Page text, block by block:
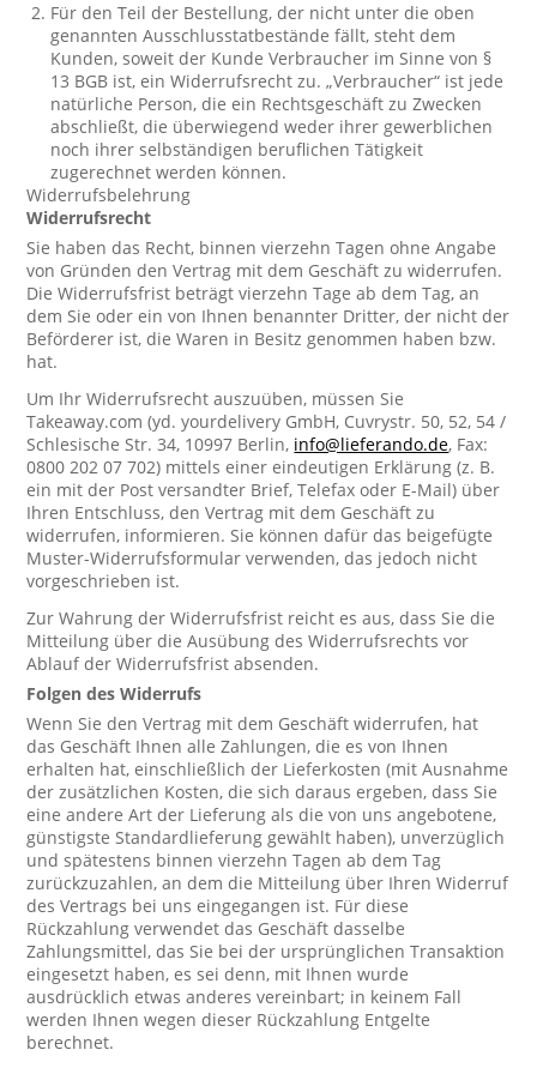
Für den Teil der Bestellung, der nicht unter die oben
genannten Ausschlusstatbestände fällt, steht dem
Kunden, soweit der Kunde Verbraucher im Sinne von §
13 BGB ist, ein Widerrufsrecht zu. „Verbraucher“ ist jede
natürliche Person, die ein Rechtsgeschäft zu Zwecken
abschließt, die überwiegend weder ihrer gewerblichen
noch ihrer selbständigen beruflichen Tätigkeit
zugerechnet werden können.
Widerrufsbelehrung
Widerrufsrecht
Sie haben das Recht, binnen vierzehn Tagen ohne Angabe
von Gründen den Vertrag mit dem Geschäft zu widerrufen.
Die Widerrufsfrist beträgt vierzehn Tage ab dem Tag, an
dem Sie oder ein von Ihnen benannter Dritter, der nicht der
Beförderer ist, die Waren in Besitz genommen haben bzw.
hat.
Um Ihr Widerrufsrecht auszuüben, müssen Sie
Takeaway.com (yd. yourdelivery GmbH, Cuvrystr. 50, 52, 54 /
Schlesische Str. 34, 10997 Berlin, info@lieferando.de, Fax:
0800 202 07 702) mittels einer eindeutigen Erklärung (z. B.
ein mit der Post versandter Brief, Telefax oder E-Mail) über
Ihren Entschluss, den Vertrag mit dem Geschäft zu
widerrufen, informieren. Sie können dafür das beigefügte
Muster-Widerrufsformular verwenden, das jedoch nicht
vorgeschrieben ist.
Zur Wahrung der Widerrufsfrist reicht es aus, dass Sie die
Mitteilung über die Ausübung des Widerrufsrechts vor
Ablauf der Widerrufsfrist absenden.
Folgen des Widerrufs
Wenn Sie den Vertrag mit dem Geschäft widerrufen, hat
das Geschäft Ihnen alle Zahlungen, die es von Ihnen
erhalten hat, einschließlich der Lieferkosten (mit Ausnahme
der zusätzlichen Kosten, die sich daraus ergeben, dass Sie
eine andere Art der Lieferung als die von uns angebotene,
günstigste Standardlieferung gewählt haben), unverzüglich
und spätestens binnen vierzehn Tagen ab dem Tag
zurückzuzahlen, an dem die Mitteilung über Ihren Widerruf
des Vertrags bei uns eingegangen ist. Für diese
Rückzahlung verwendet das Geschäft dasselbe
Zahlungsmittel, das Sie bei der ursprünglichen Transaktion
eingesetzt haben, es sei denn, mit Ihnen wurde
ausdrücklich etwas anderes vereinbart; in keinem Fall
werden Ihnen wegen dieser Rückzahlung Entgelte
berechnet.